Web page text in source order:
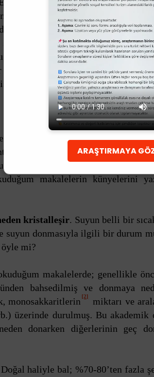
KRİSTALLEŞME /
olarak bilinen kristalleşme
yani arıcılar tarafından bala
yorumlanır.
Halbuki balın
durumdan yarı katı duruma
yaşanmadığı, balın doğal
saf veya ısıtılmamış balda,
veya granülleşir)? Bu
veya kulaktan dolma bilgilerde
olacağını düşünerek onlarca
sizinle paylaşacaklarım o
makalelerin künyelerini
kristalleşir. Suyun belli bir
suyun donmasıyla ilgili bir durum
mi?
makalelerde; genellikle
bahsedilmiş ve donmaya
monosakkaritlerin [2]
miktarı ve
üzerinde durulmuş. Bu akademik
donarken diğerlerinin geç
Doğal haliyle bal; %70-80’ten fazla
ARAŞTIRMAYA